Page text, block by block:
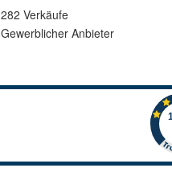
282 Verkäufe
Gewerblicher Anbieter